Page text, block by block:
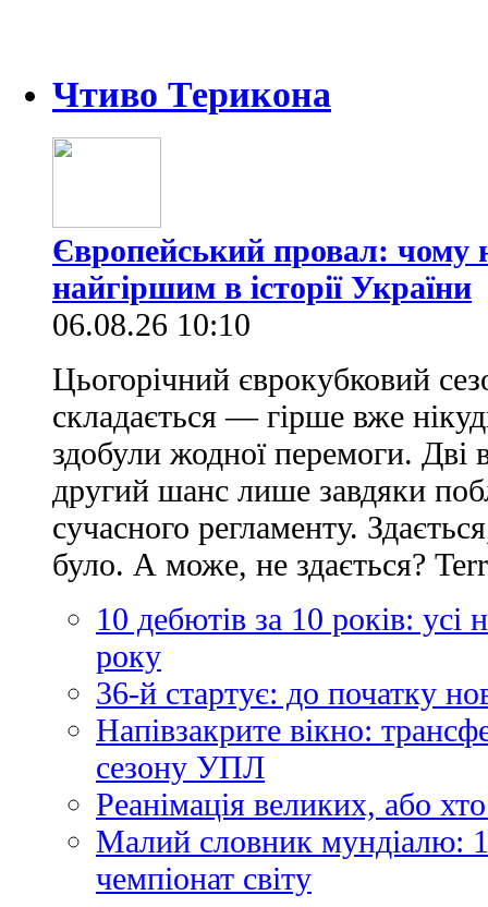
Чтиво Терикона
Європейський провал: чому
найгіршим в історії України
06.08.26 10:10
Цьогорічний єврокубковий
складається — гірше вже
здобули жодної перемоги.
другий шанс лише завдяки
сучасного регламенту.
було. А може, не здається?
10 дебютів за 10 років:
року
36-й стартує: до початку
Напівзакрите вікно:
сезону УПЛ
Реанімація великих, або
Малий словник мундіалю:
чемпіонат світу